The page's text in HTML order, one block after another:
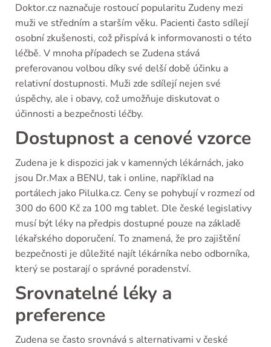
Doktor.cz naznačuje rostoucí popularitu Zudeny mezi
muži ve středním a starším věku. Pacienti často sdílejí
osobní zkušenosti, což přispívá k informovanosti o této
léčbě. V mnoha případech se Zudena stává
preferovanou volbou díky své delší době účinku a
relativní dostupnosti. Muži zde sdílejí nejen své
úspěchy, ale i obavy, což umožňuje diskutovat o
účinnosti a bezpečnosti léčby.
Dostupnost a cenové vzorce
Zudena je k dispozici jak v kamenných lékárnách, jako
jsou Dr.Max a BENU, tak i online, například na
portálech jako Pilulka.cz. Ceny se pohybují v rozmezí od
300 do 600 Kč za 100 mg tablet. Dle české legislativy
musí být léky na předpis dostupné pouze na základě
lékařského doporučení. To znamená, že pro zajištění
bezpečnosti je důležité najít lékárníka nebo odborníka,
který se postarají o správné poradenství.
Srovnatelné léky a
preference
Zudena se často srovnává s alternativami v české